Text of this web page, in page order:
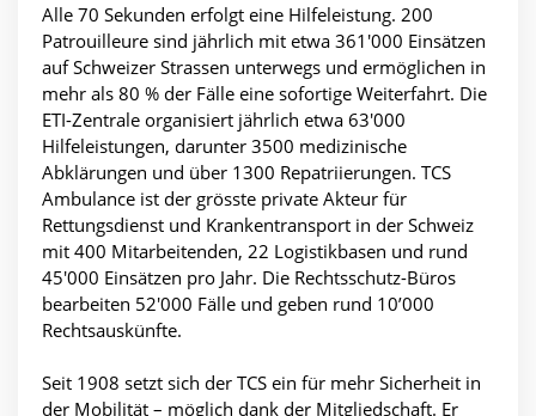
Alle 70 Sekunden erfolgt eine Hilfeleistung. 200
Patrouilleure sind jährlich mit etwa 361'000 Einsätzen
auf Schweizer Strassen unterwegs und ermöglichen in
mehr als 80 % der Fälle eine sofortige Weiterfahrt. Die
ETI-Zentrale organisiert jährlich etwa 63'000
Hilfeleistungen, darunter 3500 medizinische
Abklärungen und über 1300 Repatriierungen. TCS
Ambulance ist der grösste private Akteur für
Rettungsdienst und Krankentransport in der Schweiz
mit 400 Mitarbeitenden, 22 Logistikbasen und rund
45'000 Einsätzen pro Jahr. Die Rechtsschutz-Büros
bearbeiten 52'000 Fälle und geben rund 10’000
Rechtsauskünfte.
Seit 1908 setzt sich der TCS ein für mehr Sicherheit in
der Mobilität – möglich dank der Mitgliedschaft. Er